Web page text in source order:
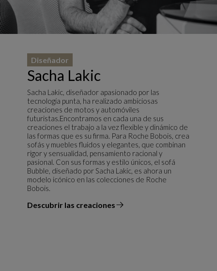
Sacha Lakic
Diseñador
Sacha Lakic, diseñador apasionado por las
tecnología punta, ha realizado ambiciosas
creaciones de motos y automóviles
futuristas.Encontramos en cada una de sus
creaciones el trabajo a la vez flexible y dinámico de
las formas que es su firma. Para Roche Bobois, crea
sofás y muebles fluidos y elegantes, que combinan
rigor y sensualidad, pensamiento racional y
pasional. Con sus formas y estilo únicos, el sofá
Bubble, diseñado por Sacha Lakic, es ahora un
modelo icónico en las colecciones de Roche
Bobois.
Descubrir las creaciones
el diseñador